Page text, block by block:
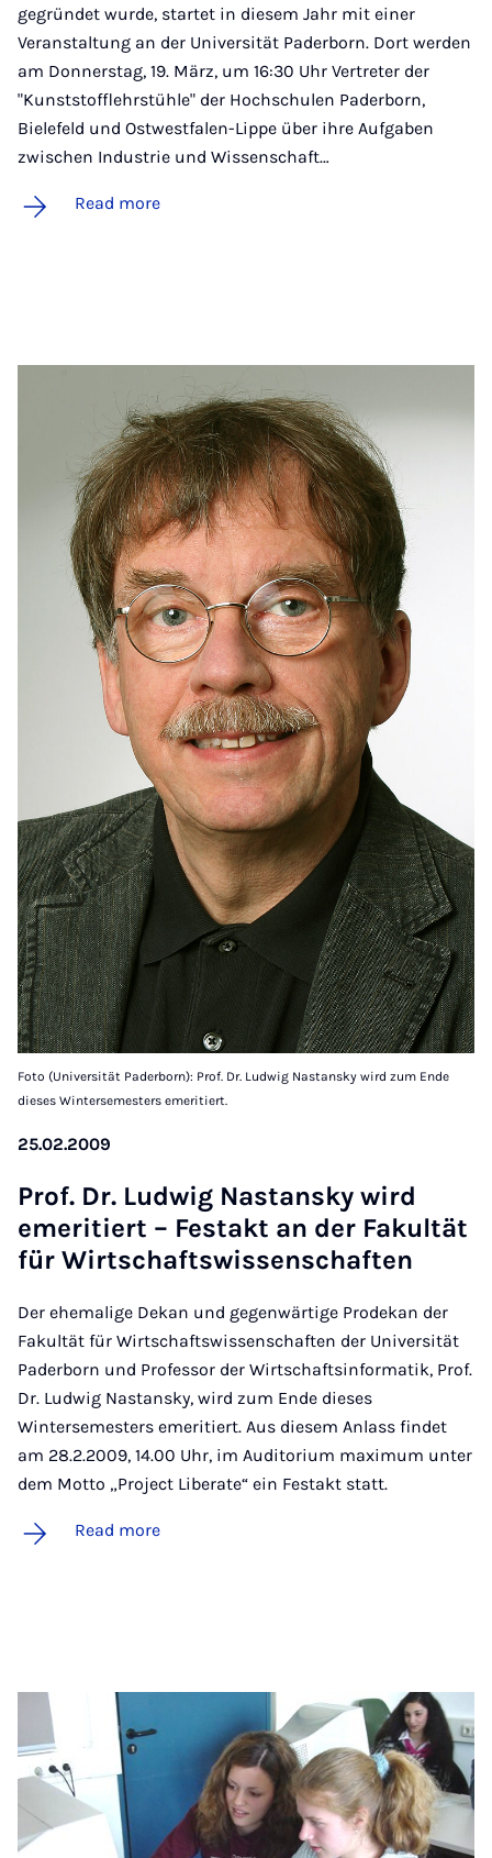
gegründet wurde, startet in diesem Jahr mit einer
Veranstaltung an der Universität Paderborn. Dort werden
am Donnerstag, 19. März, um 16:30 Uhr Vertreter der
"Kunststofflehrstühle" der Hochschulen Paderborn,
Bielefeld und Ostwestfalen-Lippe über ihre Aufgaben
zwischen Industrie und Wissenschaft…
Read more
Foto (Universität Paderborn): Prof. Dr. Ludwig Nastansky wird zum Ende
dieses Wintersemesters emeritiert.
25.02.2009
Prof. Dr. Lud­wig Nastansky wird
emer­it­iert – Fes­t­akt an der Fak­ultät
für Wirtschaft­swis­senschaften
Der ehemalige Dekan und gegenwärtige Prodekan der
Fakultät für Wirtschaftswissenschaften der Universität
Paderborn und Professor der Wirtschaftsinformatik, Prof.
Dr. Ludwig Nastansky, wird zum Ende dieses
Wintersemesters emeritiert. Aus diesem Anlass findet
am 28.2.2009, 14.00 Uhr, im Auditorium maximum unter
dem Motto „Project Liberate“ ein Festakt statt.
Read more